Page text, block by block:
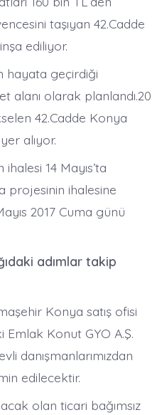
taşıyan 42.Cadde
ediliyor.
hayata geçirdiği
alanı olarak planlandı.20
42.Cadde Konya
alıyor.
14 Mayıs’ta
projesinin ihalesine
2017 Cuma günü
adımlar takip
Konya satış ofisi
Emlak Konut GYO A.Ş.
danışmanlarımızdan
edilecektir.
olan ticari bağımsız